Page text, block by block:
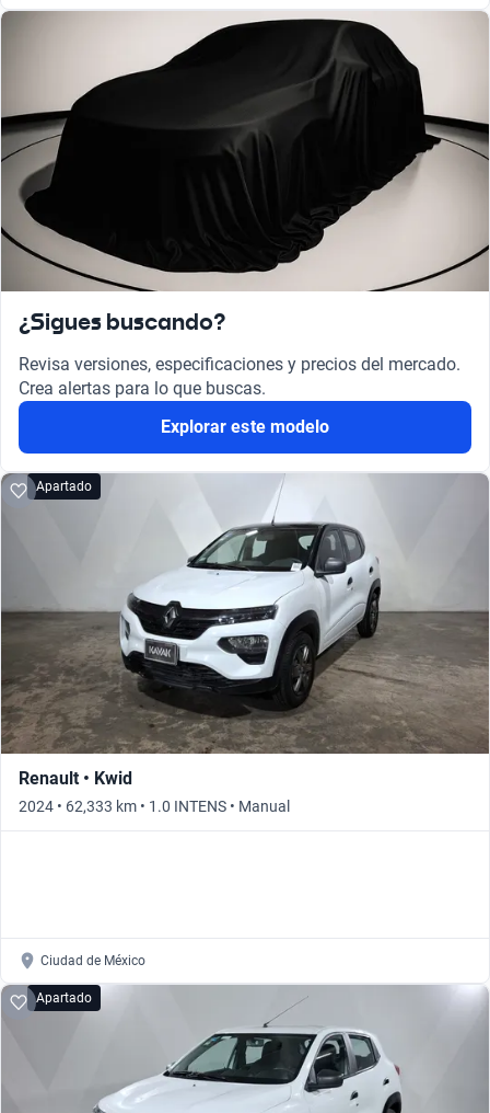
¿Sigues buscando?
Revisa versiones, especificaciones y precios del mercado.
Crea alertas para lo que buscas.
Explorar este modelo
Apartado
Renault • Kwid
2024 • 62,333 km • 1.0 INTENS • Manual
Ciudad de México
Apartado